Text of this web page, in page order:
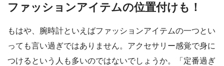
ファッションアイテムの位置付けも！
もはや、腕時計といえばファッションアイテムの一つとい
っても言い過ぎではありません。アクセサリー感覚で身に
つけるという人も多いのではないでしょうか。「定番過ぎ